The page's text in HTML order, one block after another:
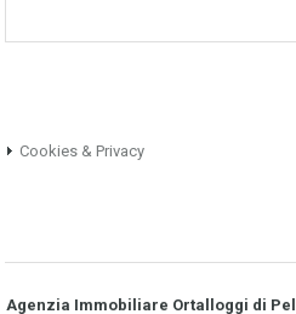
Cookies & Privacy
Agenzia Immobiliare Ortalloggi di